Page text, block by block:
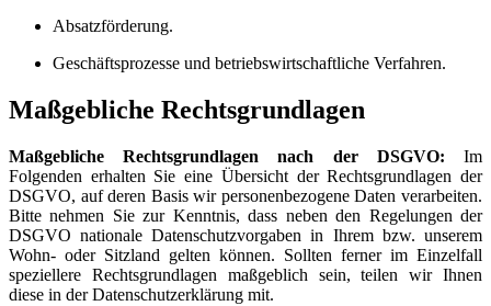
Absatzförderung.
Geschäftsprozesse und betriebswirtschaftliche Verfahren.
Maßgebliche Rechtsgrundlagen
Maßgebliche Rechtsgrundlagen nach der DSGVO: Im
Folgenden erhalten Sie eine Übersicht der Rechtsgrundlagen der
DSGVO, auf deren Basis wir personenbezogene Daten verarbeiten.
Bitte nehmen Sie zur Kenntnis, dass neben den Regelungen der
DSGVO nationale Datenschutzvorgaben in Ihrem bzw. unserem
Wohn- oder Sitzland gelten können. Sollten ferner im Einzelfall
speziellere Rechtsgrundlagen maßgeblich sein, teilen wir Ihnen
diese in der Datenschutzerklärung mit.